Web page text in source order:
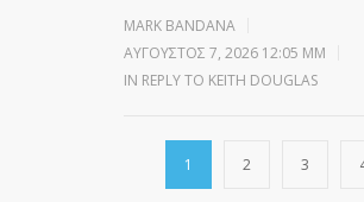
MARK BANDANA
ΑΎΓΟΥΣΤΟΣ 7, 2026 12:05 ΜΜ
IN REPLY TO KEITH DOUGLAS
1 2 3